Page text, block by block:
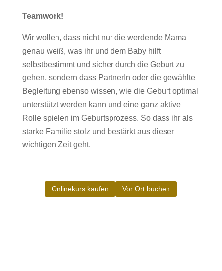
Teamwork!
Wir wollen, dass nicht nur die werdende Mama
genau weiß, was ihr und dem Baby hilft
selbstbestimmt und sicher durch die Geburt zu
gehen, sondern dass PartnerIn oder die gewählte
Begleitung ebenso wissen, wie die Geburt optimal
unterstützt werden kann und eine ganz aktive
Rolle spielen im Geburtsprozess. So dass ihr als
starke Familie stolz und bestärkt aus dieser
wichtigen Zeit geht.
Onlinekurs kaufen Vor Ort buchen